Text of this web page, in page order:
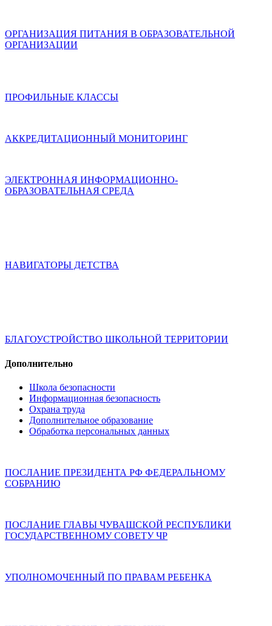
ОРГАНИЗАЦИЯ ПИТАНИЯ В ОБРАЗОВАТЕЛЬНОЙ
ОРГАНИЗАЦИИ
ПРОФИЛЬНЫЕ КЛАССЫ
АККРЕДИТАЦИОННЫЙ МОНИТОРИНГ
ЭЛЕКТРОННАЯ ИНФОРМАЦИОННО-
ОБРАЗОВАТЕЛЬНАЯ СРЕДА
НАВИГАТОРЫ ДЕТСТВА
БЛАГОУСТРОЙСТВО ШКОЛЬНОЙ ТЕРРИТОРИИ
Дополнительно
Школа безопасности
Информационная безопасность
Охрана труда
Дополнительное образование
Обработка персональных данных
ПОСЛАНИЕ ПРЕЗИДЕНТА РФ ФЕДЕРАЛЬНОМУ
СОБРАНИЮ
ПОСЛАНИЕ ГЛАВЫ ЧУВАШСКОЙ РЕСПУБЛИКИ
ГОСУДАРСТВЕННОМУ СОВЕТУ ЧР
УПОЛНОМОЧЕННЫЙ ПО ПРАВАМ РЕБЕНКА